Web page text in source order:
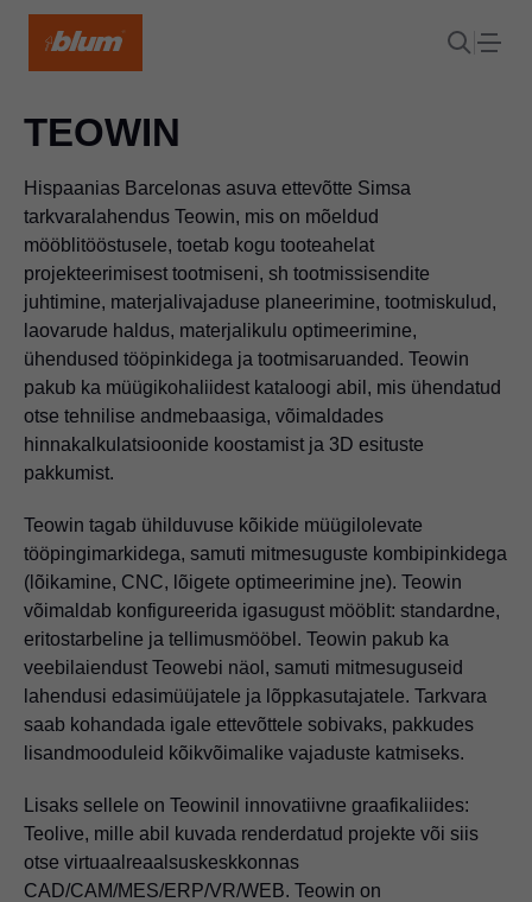
TEOWIN
Hispaanias Barcelonas asuva ettevõtte Simsa
tarkvaralahendus Teowin, mis on mõeldud
mööblitööstusele, toetab kogu tooteahelat
projekteerimisest tootmiseni, sh tootmissisendite
juhtimine, materjalivajaduse planeerimine, tootmiskulud,
laovarude haldus, materjalikulu optimeerimine,
ühendused tööpinkidega ja tootmisaruanded. Teowin
pakub ka müügikohaliidest kataloogi abil, mis ühendatud
otse tehnilise andmebaasiga, võimaldades
hinnakalkulatsioonide koostamist ja 3D esituste
pakkumist.
Teowin tagab ühilduvuse kõikide müügilolevate
tööpingimarkidega, samuti mitmesuguste kombipinkidega
(lõikamine, CNC, lõigete optimeerimine jne). Teowin
võimaldab konfigureerida igasugust mööblit: standardne,
eritostarbeline ja tellimusmööbel. Teowin pakub ka
veebilaiendust Teowebi näol, samuti mitmesuguseid
lahendusi edasimüüjatele ja lõppkasutajatele. Tarkvara
saab kohandada igale ettevõttele sobivaks, pakkudes
lisandmooduleid kõikvõimalike vajaduste katmiseks.
Lisaks sellele on Teowinil innovatiivne graafikaliides:
Teolive, mille abil kuvada renderdatud projekte või siis
otse virtuaalreaalsuskeskkonnas
CAD/CAM/MES/ERP/VR/WEB. Teowin on